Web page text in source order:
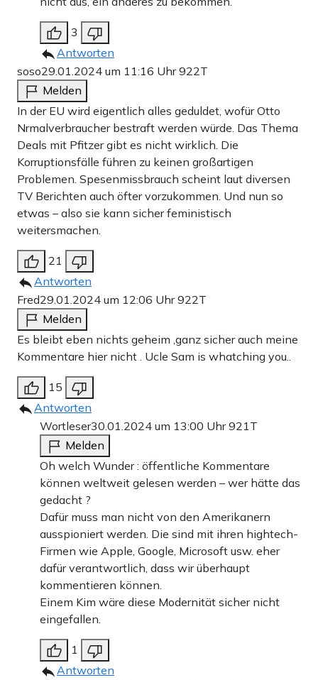
3
Antworten
soso29.01.2024 um 11:16 Uhr922T
Melden
In der EU wird eigentlich alles geduldet, wofür Otto
Nrmalverbraucher bestraft werden würde. Das Thema
Deals mit Pfitzer gibt es nicht wirklich. Die
Korruptionsfälle führen zu keinen großartigen
Problemen. Spesenmissbrauch scheint laut diversen
TV Berichten auch öfter vorzukommen. Und nun so
etwas – also sie kann sicher feministisch
weitersmachen.
21
Antworten
Fred29.01.2024 um 12:06 Uhr922T
Melden
Es bleibt eben nichts geheim ,ganz sicher auch meine
Kommentare hier nicht . Ucle Sam is whatching you..
15
Antworten
Wortleser30.01.2024 um 13:00 Uhr921T
Melden
Oh welch Wunder : öffentliche Kommentare
können weltweit gelesen werden – wer hätte das
gedacht ?
Dafür muss man nicht von den Amerikanern
ausspioniert werden. Die sind mit ihren hightech-
Firmen wie Apple, Google, Microsoft usw. eher
dafür verantwortlich, dass wir überhaupt
kommentieren können.
Einem Kim wäre diese Modernität sicher nicht
eingefallen.
1
Antworten